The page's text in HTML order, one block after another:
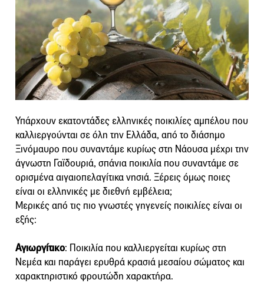
Υπάρχουν εκατοντάδες ελληνικές ποικιλίες αμπέλου που
καλλιεργούνται σε όλη την Ελλάδα, από το διάσημο
Ξινόμαυρο που συναντάμε κυρίως στη Νάουσα μέχρι την
άγνωστη Γαϊδουριά, σπάνια ποικιλία που συναντάμε σε
ορισμένα αιγαιοπελαγίτικα νησιά. Ξέρεις όμως ποιες
είναι οι ελληνικές με διεθνή εμβέλεια;
Μερικές από τις πιο γνωστές γηγενείς ποικιλίες είναι οι
εξής:
Αγιωργίτικο: Ποικιλία που καλλιεργείται κυρίως στη
Νεμέα και παράγει ερυθρά κρασιά μεσαίου σώματος και
χαρακτηριστικό φρουτώδη χαρακτήρα.